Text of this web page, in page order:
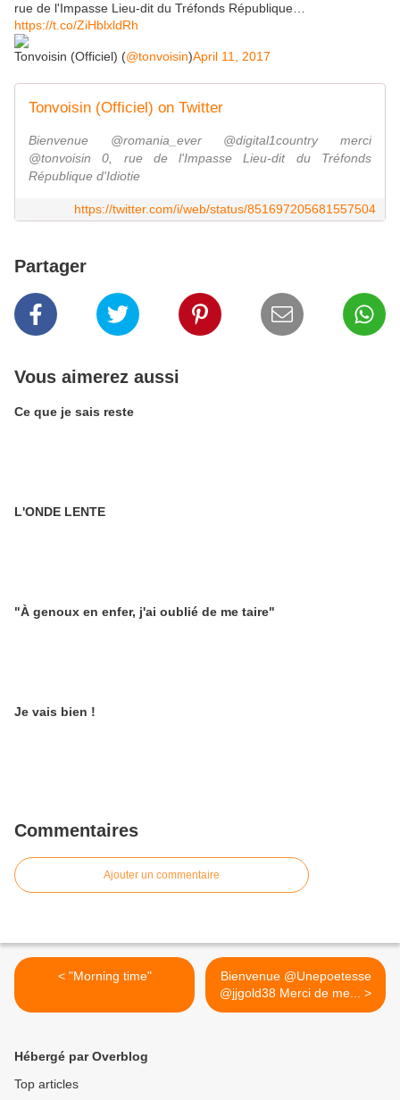
rue de l'Impasse Lieu-dit du Tréfonds République…
https://t.co/ZiHblxldRh
Tonvoisin (Officiel) (@tonvoisin)April 11, 2017
Tonvoisin (Officiel) on Twitter
Bienvenue @romania_ever @digital1country merci
@tonvoisin 0, rue de l'Impasse Lieu-dit du Tréfonds
République d'Idiotie
https://twitter.com/i/web/status/851697205681557504
Partager
Vous aimerez aussi
Ce que je sais reste
L'ONDE LENTE
"À genoux en enfer, j'ai oublié de me taire"
Je vais bien !
Commentaires
Ajouter un commentaire
< "Morning time"
Bienvenue @Unepoetesse
@jjgold38 Merci de me... >
Hébergé par Overblog
Top articles